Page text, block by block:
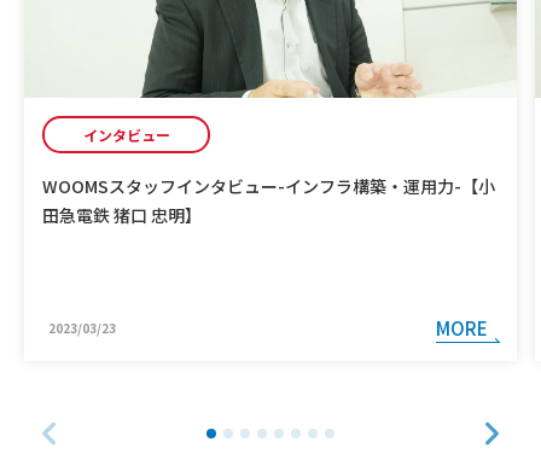
インタビュー
WOOMSスタッフインタビュー-インフラ構築・運用力-【小
田急電鉄 猪口 忠明】
2023/03/23 MORE